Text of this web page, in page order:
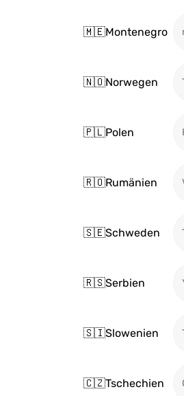
🇲🇪Montenegro
🇳🇴Norwegen
🇵🇱Polen
🇷🇴Rumänien
🇸🇪Schweden
🇷🇸Serbien
🇸🇮Slowenien
🇨🇿Tschechien